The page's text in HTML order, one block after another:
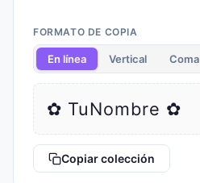
FORMATO DE COPIA
En línea Vertical Coma
✿ TuNombre ✿
Copiar colección